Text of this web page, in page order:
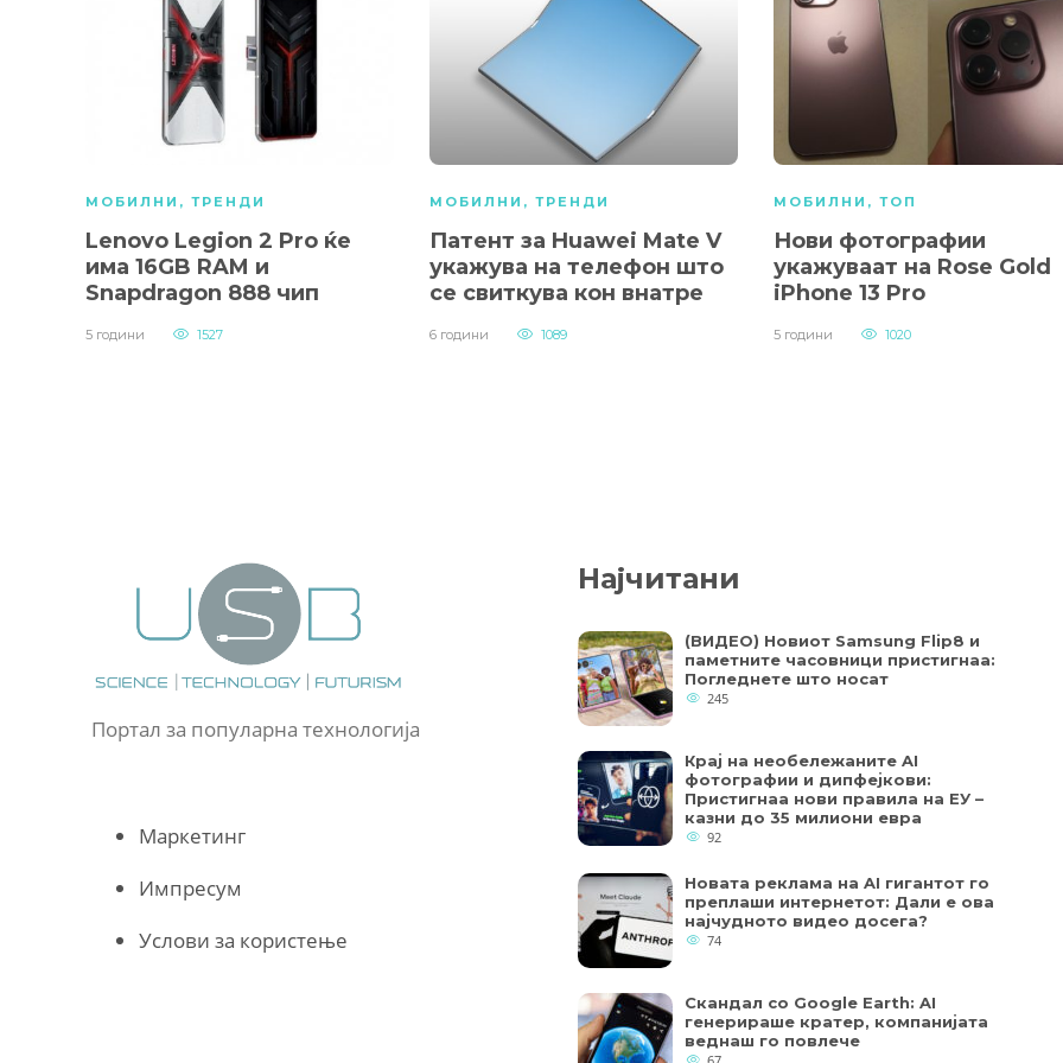
МОБИЛНИ , ТРЕНДИ
Lenovo Legion 2 Pro ќе
има 16GB RAM и
Snapdragon 888 чип
5 години 1527
МОБИЛНИ , ТРЕНДИ
Патент за Huawei Mate V
укажува на телефон што
се свиткува кон внатре
6 години 1089
МОБИЛНИ , ТОП
Нови фотографии
укажуваат на Rose Gold
iPhone 13 Pro
5 години 1020
Портал за популарна технологија
Маркетинг
Импресум
Услови за користење
Најчитани
(ВИДЕО) Новиот Samsung Flip8 и
паметните часовници пристигнаа:
Погледнете што носат
245
Крај на необележаните AI
фотографии и дипфејкови:
Пристигнаа нови правила на ЕУ –
казни до 35 милиони евра
92
Новата реклама на AI гигантот го
преплаши интернетот: Дали е ова
најчудното видео досега?
74
Скандал со Google Earth: AI
генерираше кратер, компанијата
веднаш го повлече
67